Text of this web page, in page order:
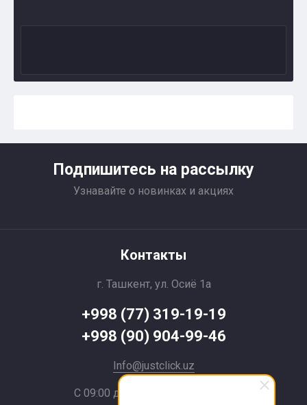
Подпишитесь на рассылку
Узнавайте о новинках и акциях
Контакты
г. Ташкент, ул. Осиё 1a
+998 (77) 319-19-19
+998 (90) 904-99-46
Info@justclick.uz
С 09:00 до 21:00 без выходных